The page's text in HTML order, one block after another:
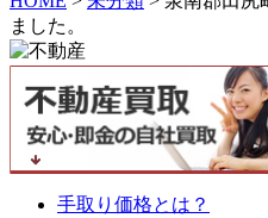
ました。
手取り価格とは？